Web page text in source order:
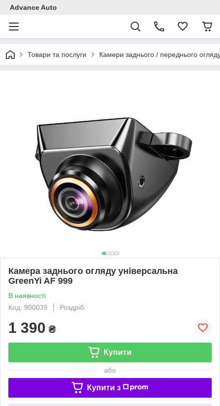
Advance Auto
Товари та послуги Камери заднього / переднього
Камера заднього огляду універсальна
GreenYi AF 999
В наявності
Код: 900039
Роздріб
1 390 ₴
Купити
або
Купити з